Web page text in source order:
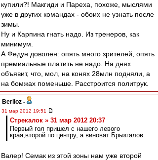
купили?! Макгиди и Пареха, похоже, мыслями
уже в других командах - обоих не узнать после
зимы.
Ну и Карпина гнать надо. Из тренеров, как
минимум.
А Федун доволен: опять много зрителей, опять
премиальные платить не надо. На днях
объявит, что, мол, на конях 28млн подняли, а
на бомжах поменьше. Расстроится политрук.
Berlioz -
31 мар 2012 19:51
Стрекалок » 31 мар 2012 20:37
Первый гол пришел с нашего левого
края,второй по центру, а виноват Брызгалов.
Валер! Семак из этой зоны нам уже второй